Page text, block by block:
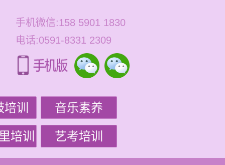
手机微信:158 5901 1830
电话:0591-8331 2309
训 音乐素养
培训 艺考培训